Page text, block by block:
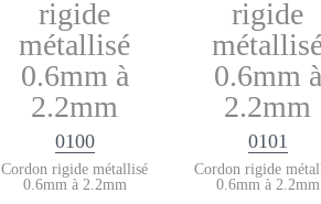
0100
Cordon rigide métallisé
0.6mm à 2.2mm
0101
Cordon rigide
0.6mm à 2.2mm